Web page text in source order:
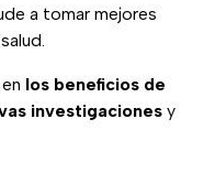
a tomar mejores
los beneficios de
investigaciones y